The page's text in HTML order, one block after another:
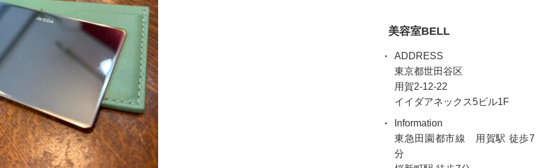
美容室BELL
ADDRESS
東京都世田谷区
用賀2-12-22
イイダアネックス5ビル1F
Information
東急田園都市線 用賀駅 徒歩7
分